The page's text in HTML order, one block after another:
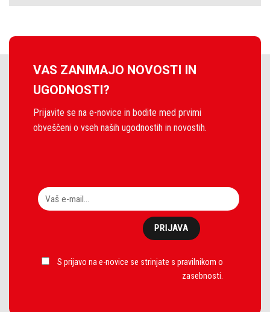
VAS ZANIMAJO NOVOSTI IN
UGODNOSTI?
Prijavite se na e-novice in bodite med prvimi
obveščeni o vseh naših ugodnostih in novostih.
S prijavo na e-novice se strinjate s pravilnikom o
zasebnosti.